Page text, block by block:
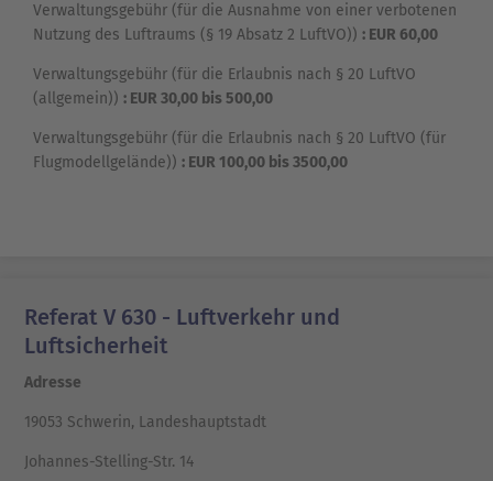
Verwaltungsgebühr (für die Ausnahme von einer verbotenen
Nutzung des Luftraums (§ 19 Absatz 2 LuftVO)) : EUR 60,00
Verwaltungsgebühr (für die Erlaubnis nach § 20 LuftVO
(allgemein)) : EUR 30,00 bis 500,00
Verwaltungsgebühr (für die Erlaubnis nach § 20 LuftVO (für
Flugmodellgelände)) : EUR 100,00 bis 3500,00
Referat V 630 - Luftverkehr und
Luftsicherheit
Adresse
19053 Schwerin, Landeshauptstadt
Johannes-Stelling-Str. 14